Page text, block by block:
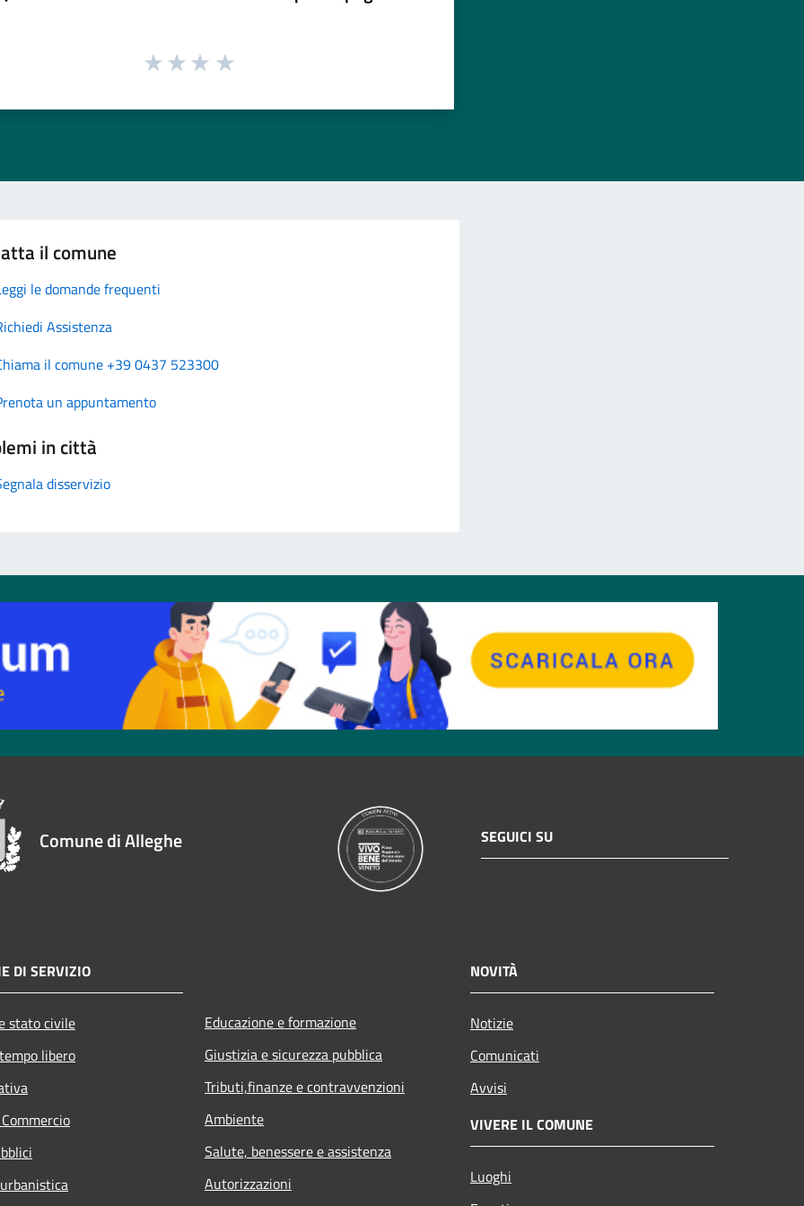
il comune
le domande frequenti
Assistenza
il comune +39 0437 523300
un appuntamento
in città
disservizio
Comune di Alleghe SEGUICI SU
DI SERVIZIO
stato civile
libero
Educazione e formazione
Giustizia e sicurezza pubblica
Tributi,finanze e contravvenzioni
Ambiente
Salute, benessere e assistenza
Autorizzazioni
NOVITÀ
Notizie
Comunicati
Avvisi
VIVERE IL COMUNE
Luoghi